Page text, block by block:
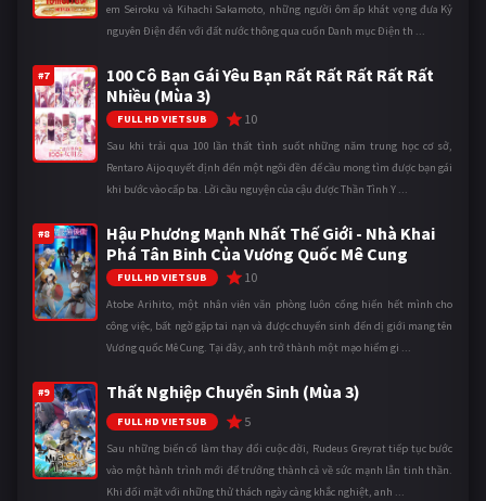
em Seiroku và Kihachi Sakamoto, những người ôm ấp khát vọng đưa Kỷ
nguyên Điện đến với đất nước thông qua cuốn Danh mục Điện th ...
#7
100 Cô Bạn Gái Yêu Bạn Rất Rất Rất Rất Rất
Nhiều (Mùa 3)
FULL HD VIETSUB 10
Sau khi trải qua 100 lần thất tình suốt những năm trung học cơ sở,
Rentaro Aijo quyết định đến một ngôi đền để cầu mong tìm được bạn gái
khi bước vào cấp ba. Lời cầu nguyện của cậu được Thần Tình Y ...
#8
Hậu Phương Mạnh Nhất Thế Giới - Nhà Khai
Phá Tân Binh Của Vương Quốc Mê Cung
FULL HD VIETSUB 10
Atobe Arihito, một nhân viên văn phòng luôn cống hiến hết mình cho
công việc, bất ngờ gặp tai nạn và được chuyển sinh đến dị giới mang tên
Vương quốc Mê Cung. Tại đây, anh trở thành một mạo hiểm gi ...
#9 Thất Nghiệp Chuyển Sinh (Mùa 3)
FULL HD VIETSUB 5
Sau những biến cố làm thay đổi cuộc đời, Rudeus Greyrat tiếp tục bước
vào một hành trình mới để trưởng thành cả về sức mạnh lẫn tinh thần.
Khi đối mặt với những thử thách ngày càng khắc nghiệt, anh ...